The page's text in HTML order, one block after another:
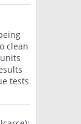
clean
tests